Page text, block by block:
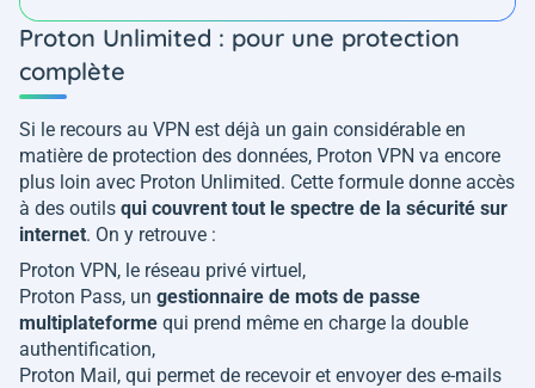
Proton Unlimited : pour une protection
complète
Si le recours au VPN est déjà un gain considérable en
matière de protection des données, Proton VPN va encore
plus loin avec Proton Unlimited. Cette formule donne accès
à des outils qui couvrent tout le spectre de la sécurité sur
internet. On y retrouve :
Proton VPN, le réseau privé virtuel,
Proton Pass, un gestionnaire de mots de passe
multiplateforme qui prend même en charge la double
authentification,
Proton Mail, qui permet de recevoir et envoyer des e-mails